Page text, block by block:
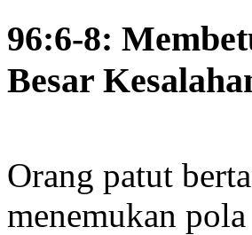
96:6-8:
Besar
Orang patut
menemukan